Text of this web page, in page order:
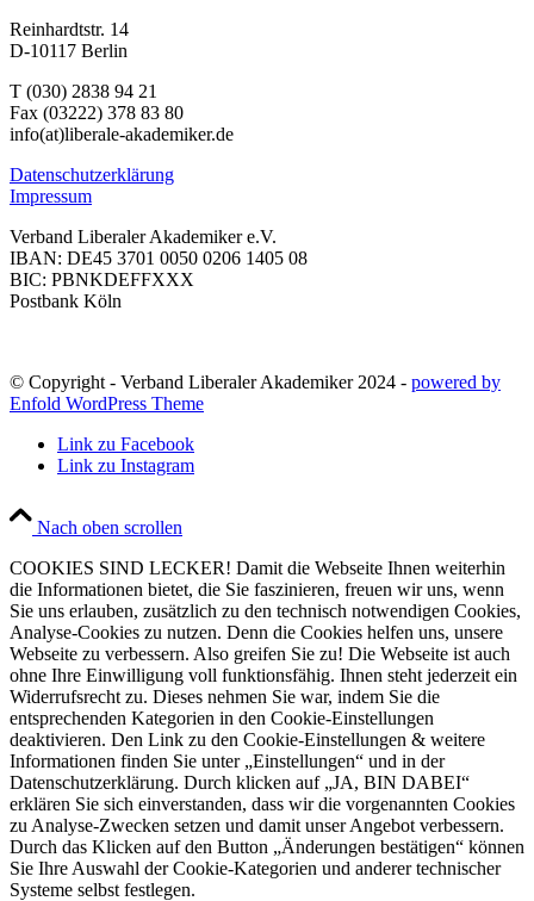
Reinhardtstr. 14
D-10117 Berlin
T (030) 2838 94 21
Fax (03222) 378 83 80
info(at)liberale-akademiker.de
Datenschutzerklärung
Impressum
Verband Liberaler Akademiker e.V.
IBAN: DE45 3701 0050 0206 1405 08
BIC: PBNKDEFFXXX
Postbank Köln
© Copyright - Verband Liberaler Akademiker 2024 - powered by
Enfold WordPress Theme
Link zu Facebook
Link zu Instagram
Nach oben scrollen
COOKIES SIND LECKER! Damit die Webseite Ihnen weiterhin
die Informationen bietet, die Sie faszinieren, freuen wir uns, wenn
Sie uns erlauben, zusätzlich zu den technisch notwendigen Cookies,
Analyse-Cookies zu nutzen. Denn die Cookies helfen uns, unsere
Webseite zu verbessern. Also greifen Sie zu! Die Webseite ist auch
ohne Ihre Einwilligung voll funktionsfähig. Ihnen steht jederzeit ein
Widerrufsrecht zu. Dieses nehmen Sie war, indem Sie die
entsprechenden Kategorien in den Cookie-Einstellungen
deaktivieren. Den Link zu den Cookie-Einstellungen & weitere
Informationen finden Sie unter „Einstellungen“ und in der
Datenschutzerklärung. Durch klicken auf „JA, BIN DABEI“
erklären Sie sich einverstanden, dass wir die vorgenannten Cookies
zu Analyse-Zwecken setzen und damit unser Angebot verbessern.
Durch das Klicken auf den Button „Änderungen bestätigen“ können
Sie Ihre Auswahl der Cookie-Kategorien und anderer technischer
Systeme selbst festlegen.